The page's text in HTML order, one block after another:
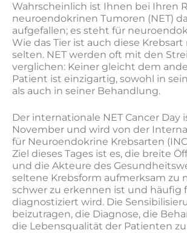
Wahrscheinlich ist Ihnen bei Ihren
neuroendokrinen Tumoren (NET)
aufgefallen; es steht für
Wie das Tier ist auch diese
selten. NET werden oft mit den
verglichen: Keiner gleicht dem
Patient ist einzigartig, sowohl in
als auch in seiner Behandlung.
Der internationale NET Cancer Day
November und wird von der
für Neuroendokrine Krebsarten
Ziel dieses Tages ist es, die breite
und die Akteure des
seltene Krebsform aufmerksam zu
schwer zu erkennen ist und häufig
diagnostiziert wird. Die
beizutragen, die Diagnose, die
die Lebensqualität der Patienten